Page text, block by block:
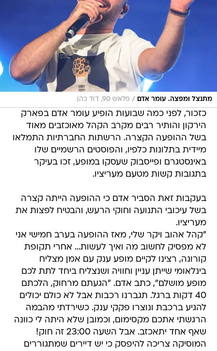
מתנצל ומפצה. עומר אדם / פלאש 90, דוד כהן
כזכור, לפני כמה שבועות הופיע עומר אדם בפארק
הירקון והותיר רבים מקרב הקהל מאוכזבים מאוד
בשל ההופעה הקצרה. הרשתות החברתיות התמלאו
מיידית בתלונות כלפיו, והפוסטים הרשמיים שלו
באינסטגרם ופייסבוק שעסקו במופע, זכו בעיקר
בתגובות קשות מטעם מעריציו.
בעקבות זאת הסביר אדם כי ההופעה הייתה קצרה
בשל עיכובי התנועה וחוקי הרעש, והבטיח לפצות את
מעריציו.
"קהל אהוב ויקר שלי, מאז ההופעה בערב חמישי אני
לא מפסיק לחשוב מה ואיך לעשות... אחרי תקופת
קורונה, רצינו לקיים מופע ענק עם אמן מצליח
בינלאומי שייתן עניין וחוויה ושנצליח ביחד לתת לכם
מופע מושלם", כתב אדם. "הגעתם מרחוק, הלכתם
40 דקות ברגל. תגברנו רכבות אבל לא כולם יכולים
להגיע ברכבת ונוצרו פקקי ענק. כשירדתי מהבמה
הרגשתי אתכם מקסימום, וכמובן שלא היתה לי כוונה
שאף אחד יתאכזב. אבל השעה 23:00 זה חוק!
המוסיקה צריכה להיפסק כי יש דיירים שמתגוררים